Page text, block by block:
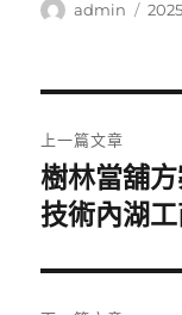
作
admin
發
章
導
覽
上一篇文章
上
一
文
章:
樹林當舖
技術內湖